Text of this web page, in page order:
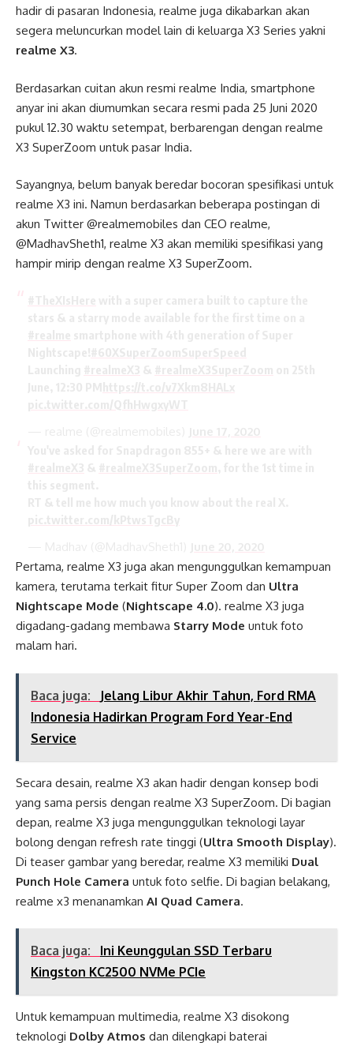
hadir di pasaran Indonesia, realme juga dikabarkan akan
segera meluncurkan model lain di keluarga X3 Series yakni
realme X3.
Berdasarkan cuitan akun resmi realme India, smartphone
anyar ini akan diumumkan secara resmi pada 25 Juni 2020
pukul 12.30 waktu setempat, berbarengan dengan realme
X3 SuperZoom untuk pasar India.
Sayangnya, belum banyak beredar bocoran spesifikasi untuk
realme X3 ini. Namun berdasarkan beberapa postingan di
akun Twitter @realmemobiles dan CEO realme,
@MadhavSheth1, realme X3 akan memiliki spesifikasi yang
hampir mirip dengan realme X3 SuperZoom.
Pertama, realme X3 juga akan mengunggulkan kemampuan
kamera, terutama terkait fitur Super Zoom dan Ultra
Nightscape Mode (Nightscape 4.0). realme X3 juga
digadang-gadang membawa Starry Mode untuk foto
malam hari.
Baca juga:
Jelang Libur Akhir Tahun, Ford RMA
Indonesia Hadirkan Program Ford Year-End
Service
Secara desain, realme X3 akan hadir dengan konsep bodi
yang sama persis dengan realme X3 SuperZoom. Di bagian
depan, realme X3 juga mengunggulkan teknologi layar
bolong dengan refresh rate tinggi (Ultra Smooth Display).
Di teaser gambar yang beredar, realme X3 memiliki Dual
Punch Hole Camera untuk foto selfie. Di bagian belakang,
realme x3 menanamkan AI Quad Camera.
Baca juga:
Ini Keunggulan SSD Terbaru
Kingston KC2500 NVMe PCIe
Untuk kemampuan multimedia, realme X3 disokong
teknologi Dolby Atmos dan dilengkapi baterai